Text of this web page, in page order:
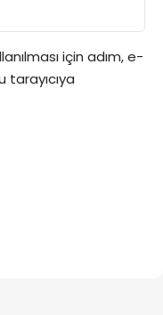
için adım, e-